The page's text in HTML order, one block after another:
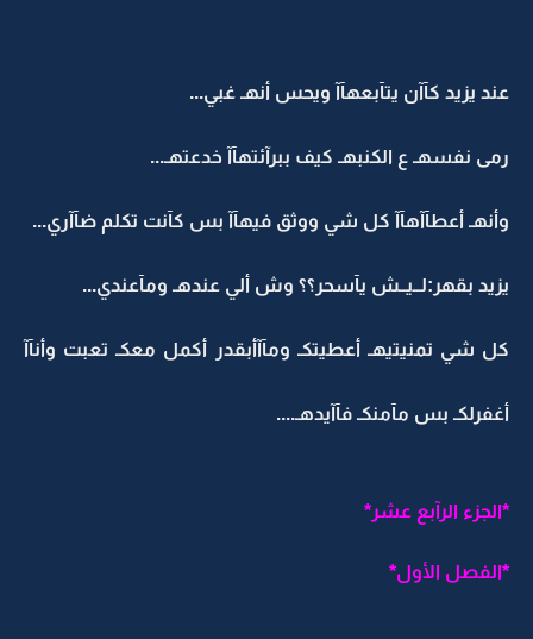
عند يزيد كآآن يتآبعهآآ ويحس أنهـ غبي...
رمى نفسهـ ع الكنبهـ كيف ببرآئتهآآ خدعتهـ...
وأنهـ أعطآآهآآ كل شي ووثق فيهآآ بس كآنت تكلم ضآآري...
يزيد بقهر:لــيــش يآسحر؟؟ وش ألي عندهـ ومآعندي...
كل شي تمنيتيهـ أعطيتكـ ومآآأبقدر أكمل معكـ تعبت وأنآآ
أغفرلكـ بس مآمنكـ فآآيدهـ....
*الجزء الرآبع عشر*
*الفصل الأول*